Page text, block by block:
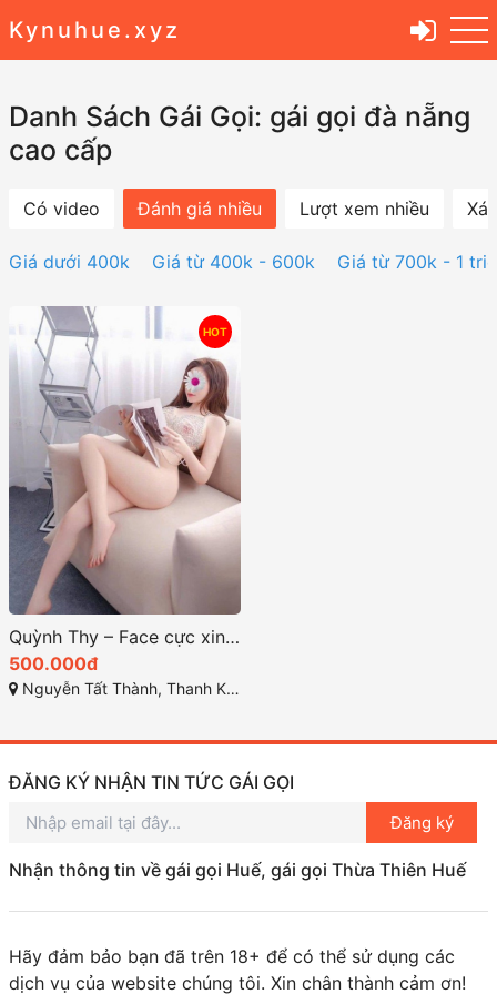
Kynuhue.xyz
Danh Sách Gái Gọi: gái gọi đà nẵng
cao cấp
Có video Đánh giá nhiều Lượt xem nhiều
Giá dưới 400k Giá từ 400k - 600k Giá từ 700k - 1
HOT
Quỳnh Thy – Face cực xinh, sang chảnh, da trắng, nhiệt tình chiêu khách – Chuẩn gái miền Tây tại Gái Gọi Đà Nẵng
500.000đ
Nguyễn Tất Thành, Thanh Khê, Đà Nẵng
ĐĂNG KÝ NHẬN TIN TỨC GÁI GỌI
Đăng ký
Nhận thông tin về gái gọi Huế, gái gọi Thừa Thiên Huế
Hãy đảm bảo bạn đã trên 18+ để có thể sử dụng các
dịch vụ của website chúng tôi. Xin chân thành cảm ơn!